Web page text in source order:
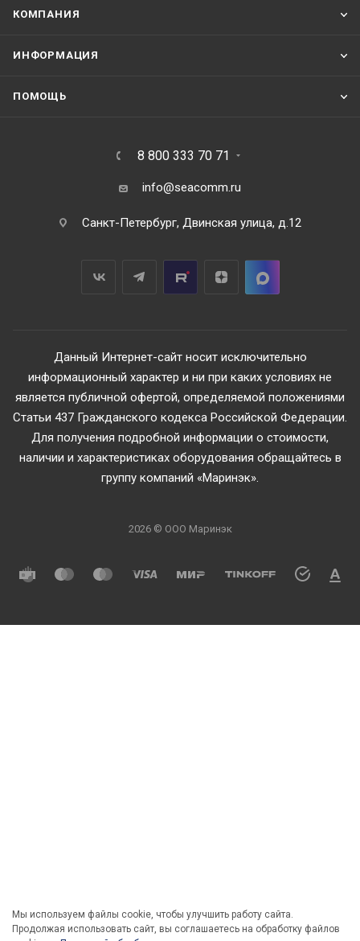
КОМПАНИЯ
ИНФОРМАЦИЯ
ПОМОЩЬ
8 800 333 70 71
info@seacomm.ru
Санкт-Петербург, Двинская улица, д.12
Данный Интернет-сайт носит исключительно
информационный характер и ни при каких условиях не
является публичной офертой, определяемой положениями
Статьи 437 Гражданского кодекса Российской Федерации.
Для получения подробной информации о стоимости,
наличии и характеристиках оборудования обращайтесь в
группу компаний «Маринэк».
2026 © ООО Маринэк
Мы используем файлы cookie, чтобы улучшить работу сайта.
Продолжая использовать сайт, вы соглашаетесь на обработку файлов